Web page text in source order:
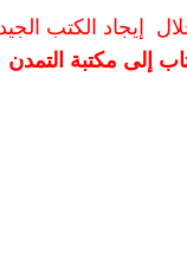
إيجاد الكتب
إلى مكتبة التمدن